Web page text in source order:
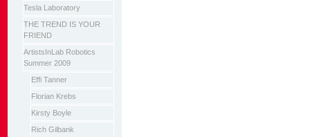
Tesla Laboratory
THE TREND IS YOUR
FRIEND
ArtistsInLab Robotics
Summer 2009
Effi Tanner
Florian Krebs
Kirsty Boyle
Rich Gilbank